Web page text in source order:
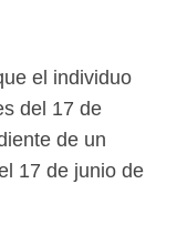
el individuo
del 17 de
de un
17 de junio de